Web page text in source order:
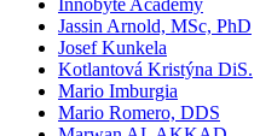
Innobyte Academy
Jassin Arnold, MSc, PhD
Josef Kunkela
Kotlantová Kristýna DiS.
Mario Imburgia
Mario Romero, DDS